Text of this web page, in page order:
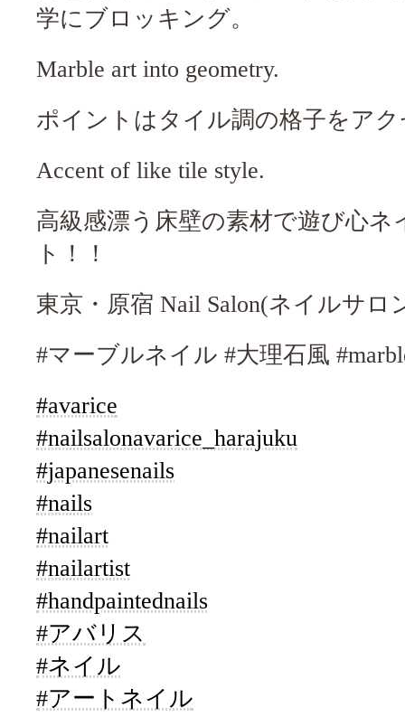
学にブロッキング。
Marble art into geometry.
ポイントはタイル調の格子をア
Accent of like tile style.
高級感漂う床壁の素材で遊び心ネ
ト！！
東京・原宿 Nail Salon(ネイルサロ
#マーブルネイル #大理石風
#avarice
#nailsalonavarice_harajuku
#japanesenails
#nails
#nailart
#nailartist
#handpaintednails
#アバリス
#ネイル
#アートネイル